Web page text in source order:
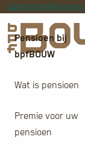
DeelnemerWerkgever
Pensioen bij
bpfBOUW
Wat is pensioen
Premie voor uw
pensioen